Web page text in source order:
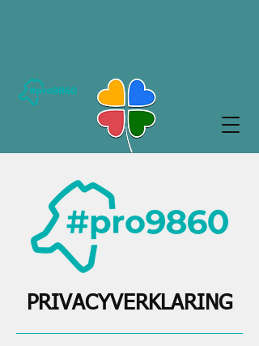
PRIVACYVERKLARING